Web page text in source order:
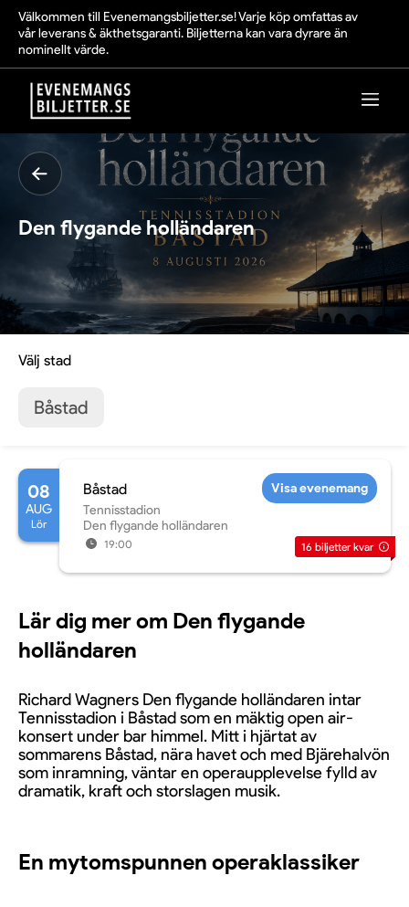
Välkommen till Evenemangsbiljetter.se! Varje köp omfattas av
vår leverans & äkthetsgaranti. Biljetterna kan vara dyrare än
nominellt värde.
Den flygande holländaren
Välj stad
Båstad
08
AUG
Lör
Båstad
Tennisstadion
Den flygande holländaren
19:00
Visa evenemang
16 biljetter kvar
Lär dig mer om Den flygande
holländaren
Richard Wagners Den flygande holländaren intar
Tennisstadion i Båstad som en mäktig open air-
konsert under bar himmel. Mitt i hjärtat av
sommarens Båstad, nära havet och med Bjärehalvön
som inramning, väntar en operaupplevelse fylld av
dramatik, kraft och storslagen musik.
En mytomspunnen operaklassiker